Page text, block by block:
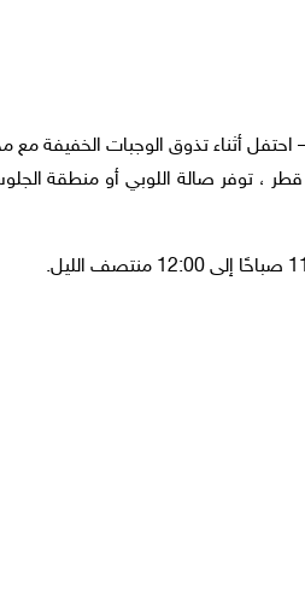
أثناء تذوق الوجبات الخفيفة
قطر ، توفر صالة اللوبي أو منطقة